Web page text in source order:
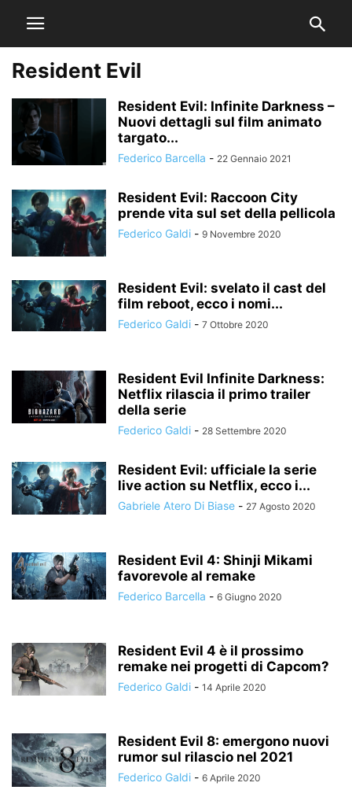
Resident Evil
Resident Evil: Infinite Darkness –
Nuovi dettagli sul film animato
targato...
Federico Barcella - 22 Gennaio 2021
Resident Evil: Raccoon City
prende vita sul set della pellicola
Federico Galdi - 9 Novembre 2020
Resident Evil: svelato il cast del
film reboot, ecco i nomi...
Federico Galdi - 7 Ottobre 2020
Resident Evil Infinite Darkness:
Netflix rilascia il primo trailer
della serie
Federico Galdi - 28 Settembre 2020
Resident Evil: ufficiale la serie
live action su Netflix, ecco i...
Gabriele Atero Di Biase - 27 Agosto 2020
Resident Evil 4: Shinji Mikami
favorevole al remake
Federico Barcella - 6 Giugno 2020
Resident Evil 4 è il prossimo
remake nei progetti di Capcom?
Federico Galdi - 14 Aprile 2020
Resident Evil 8: emergono nuovi
rumor sul rilascio nel 2021
Federico Galdi - 6 Aprile 2020